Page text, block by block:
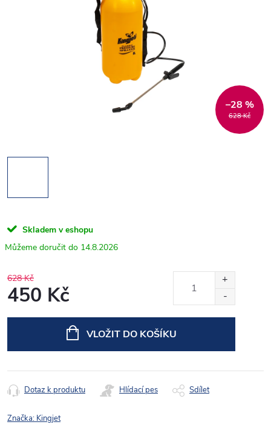
628 Kč
–28 %
Skladem v eshopu
14.8.2026
628 Kč
450 Kč
VLOŽIT DO KOŠÍKU
Dotaz k produktu Hlídací pes Sdílet
Značka: Kingjet